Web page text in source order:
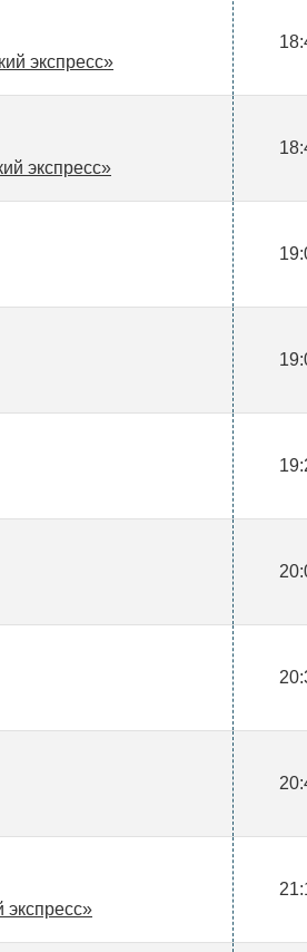
экспресс»
экспресс»
экспресс»